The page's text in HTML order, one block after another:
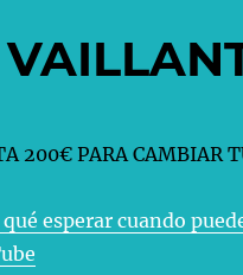
200€ PARA CAMBIAR
esperar cuando